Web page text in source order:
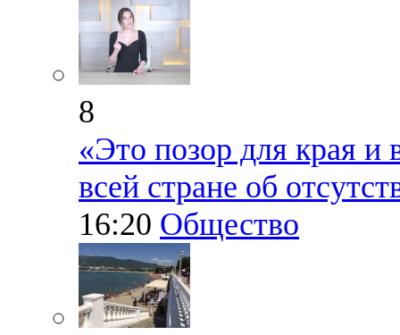
8
«Это позор для края и
всей стране об
16:20 Общество